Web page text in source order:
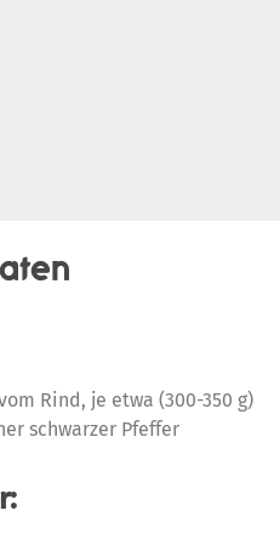
Rind, je etwa (300-350 g)
schwarzer Pfeffer